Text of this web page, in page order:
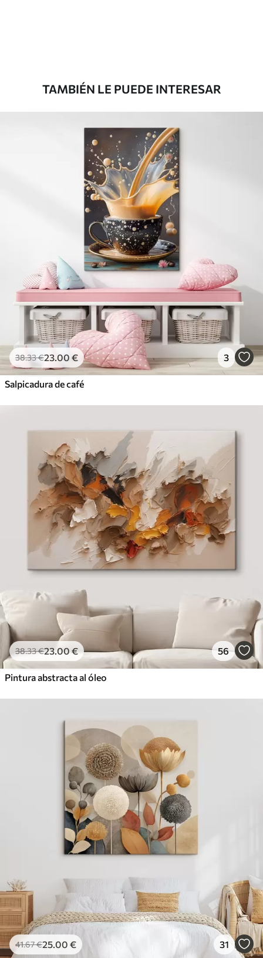
TAMBIÉN LE PUEDE INTERESAR
38.33€23.00 € 3
Salpicadura de café
38.33€23.00€ 56
Pintura abstracta al óleo
41.67€25.00 € 31